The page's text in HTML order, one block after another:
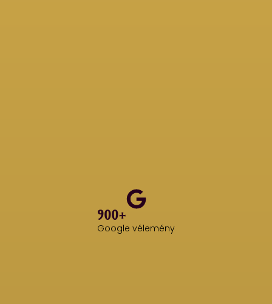
900+
Google vélemény